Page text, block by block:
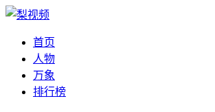
首页
人物
万象
排行榜